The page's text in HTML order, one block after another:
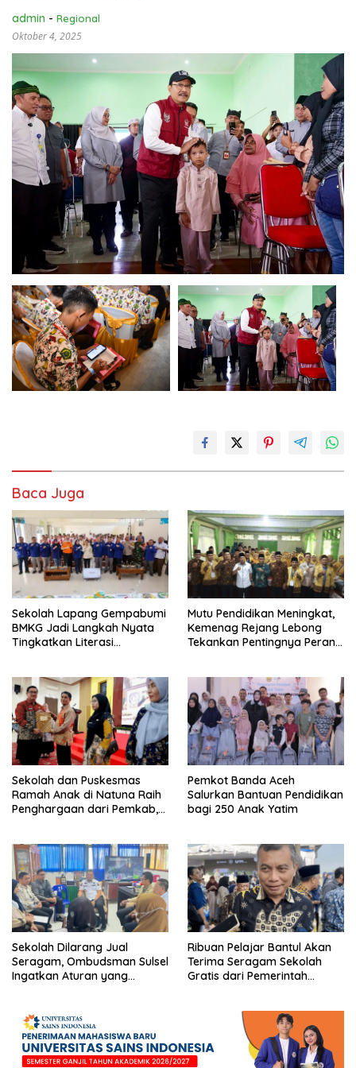
admin - Regional
Oktober 4, 2025
Baca Juga
Sekolah Lapang Gempabumi
BMKG Jadi Langkah Nyata
Tingkatkan Literasi
Mutu Pendidikan Meningkat,
Kemenag Rejang Lebong
Tekankan Pentingnya Peran
Sekolah dan Puskesmas
Ramah Anak di Natuna Raih
Penghargaan dari Pemkab,
Pemkot Banda Aceh
Salurkan Bantuan Pendidikan
bagi 250 Anak Yatim
Sekolah Dilarang Jual
Seragam, Ombudsman Sulsel
Ingatkan Aturan yang
Ribuan Pelajar Bantul Akan
Terima Seragam Sekolah
Gratis dari Pemerintah